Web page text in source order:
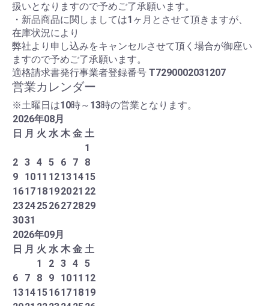
扱いとなりますので予めご了承願います。
・新品商品に関しましては1ヶ月とさせて頂きますが、
在庫状況により
弊社より申し込みをキャンセルさせて頂く場合が御座い
ますので予めご了承願います。
適格請求書発行事業者登録番号 T7290002031207
営業カレンダー
※土曜日は10時～13時の営業となります。
2026年08月
日 月 火 水 木 金 土
1
2 3 4 5 6 7
8
9
1011 12131415
161718192021 22
23242526272829
3031
2026年09月
日 月 火 水 木 金 土
1
2 3 4 5
6
7 8 9 1011 12
13141516171819